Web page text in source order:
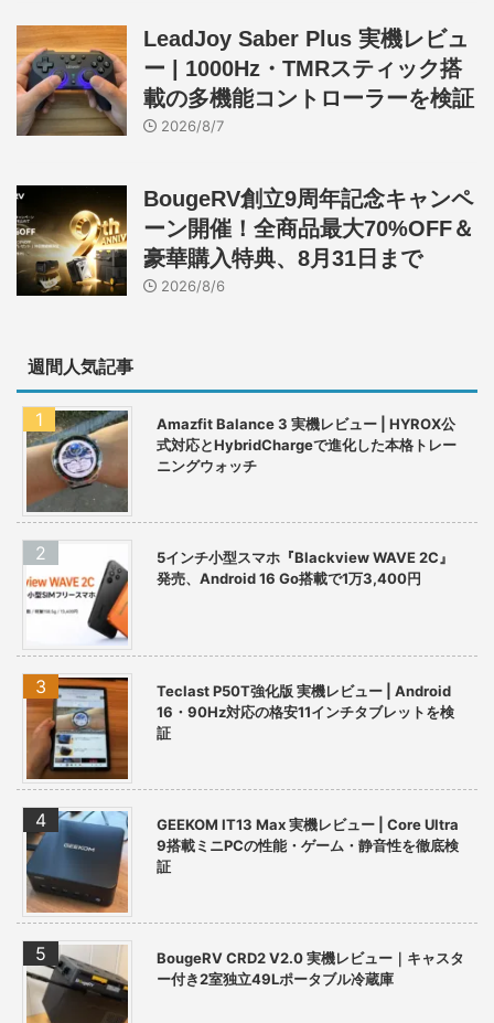
LeadJoy Saber Plus 実機レビュ
ー | 1000Hz・TMRスティック搭
載の多機能コントローラーを検証
2026/8/7
BougeRV創立9周年記念キャンペ
ーン開催！全商品最大70%OFF＆
豪華購入特典、8月31日まで
2026/8/6
週間人気記事
Amazfit Balance 3 実機レビュー | HYROX公
式対応とHybridChargeで進化した本格トレー
ニングウォッチ
5インチ小型スマホ『Blackview WAVE 2C』
発売、Android 16 Go搭載で1万3,400円
Teclast P50T強化版 実機レビュー | Android
16・90Hz対応の格安11インチタブレットを検
証
GEEKOM IT13 Max 実機レビュー | Core Ultra
9搭載ミニPCの性能・ゲーム・静音性を徹底検
証
BougeRV CRD2 V2.0 実機レビュー｜キャスタ
ー付き2室独立49Lポータブル冷蔵庫